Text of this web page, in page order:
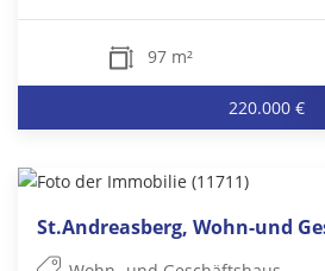
97 m²
220.000 €
St.Andreasberg, Wohn-und